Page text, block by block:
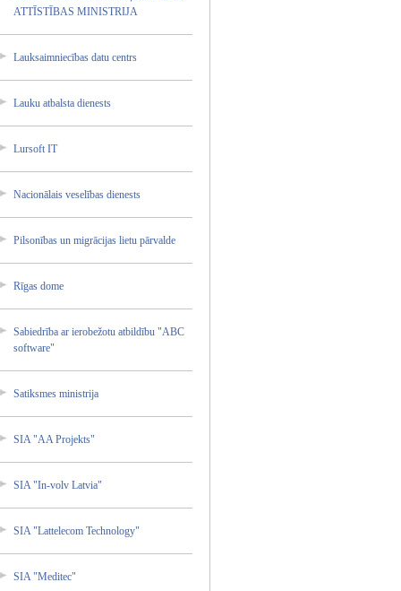
ATTĪSTĪ­BAS MINISTR­IJA
Lauksai­mniecīb­as datu centrs
Lauku atbalst­a dienest­s
Lursoft IT
Nacionā­lais veselīb­as dienest­s
Pilsonī­bas un migrāci­jas lietu pārvald­e
Rīgas dome
Sabiedr­ība ar ierobež­otu atbildī­bu "ABC
softwar­e"
Satiksm­es ministr­ija
SIA "AA Projekt­s"
SIA "In-vol­v Latvia"
SIA "Lattel­ecom Technol­ogy"
SIA "Medite­c"